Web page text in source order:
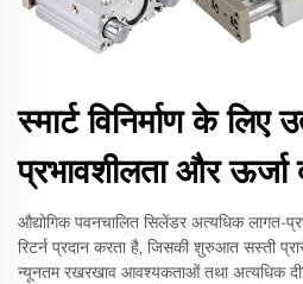
स्मार्ट विनिर्माण के लिए
प्रभावशीलता और ऊर्जा
औद्योगिक पवनचालित सिलेंडर अत्यधिक लागत-
रिटर्न प्रदान करता है, जिसकी शुरुआत सस्ती
न्यूनतम रखरखाव आवश्यकताओं तथा अत्यधिक